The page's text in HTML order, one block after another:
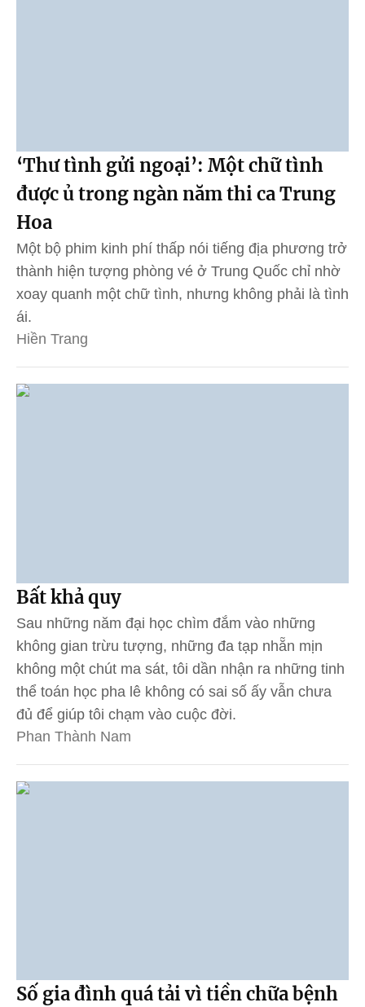
‘Thư tình gửi ngoại’: Một chữ tình
được ủ trong ngàn năm thi ca Trung
Hoa
Một bộ phim kinh phí thấp nói tiếng địa phương trở
thành hiện tượng phòng vé ở Trung Quốc chỉ nhờ
xoay quanh một chữ tình, nhưng không phải là tình
ái.
Hiền Trang
Bất khả quy
Sau những năm đại học chìm đắm vào những
không gian trừu tượng, những đa tạp nhẵn mịn
không một chút ma sát, tôi dần nhận ra những tinh
thể toán học pha lê không có sai số ấy vẫn chưa
đủ để giúp tôi chạm vào cuộc đời.
Phan Thành Nam
Số gia đình quá tải vì tiền chữa bệnh